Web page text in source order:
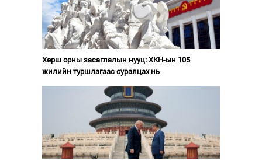
Хөрш орны засаглалын нууц: ХКН-ын 105
жилийн туршлагаас суралцах нь